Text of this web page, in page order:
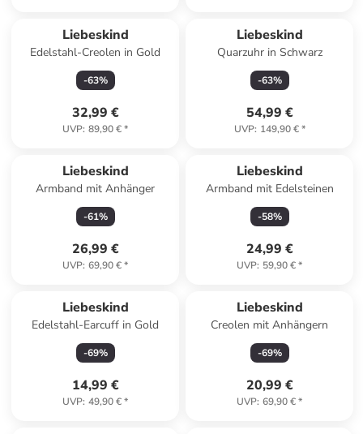
Liebeskind
Edelstahl-Creolen in Gold
-63%
32,99 €
UVP: 89,90 €*
Liebeskind
Quarzuhr in Schwarz
-63%
54,99 €
UVP: 149,90 €*
Liebeskind
Armband mit Anhänger
-61%
26,99 €
UVP: 69,90 €*
Liebeskind
Armband mit Edelsteinen
-58%
24,99 €
UVP: 59,90 €*
Liebeskind
Edelstahl-Earcuff in Gold
-69%
14,99 €
UVP: 49,90 €*
Liebeskind
Creolen mit Anhängern
-69%
20,99 €
UVP: 69,90 €*